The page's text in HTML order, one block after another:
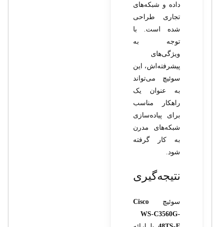
داده و شبکه‌های
تجاری طراحی
شده است. با
توجه به
ویژگی‌های
پیشرفته‌اش، این
سوئیچ می‌تواند
به عنوان یک
راهکار مناسب
برای پیاده‌سازی
شبکه‌های مدرن
به کار گرفته
شود.
نتیجه‌گیری
سوئیچ Cisco
WS-C3560G-